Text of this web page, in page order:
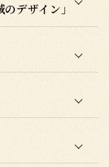
デザイン」